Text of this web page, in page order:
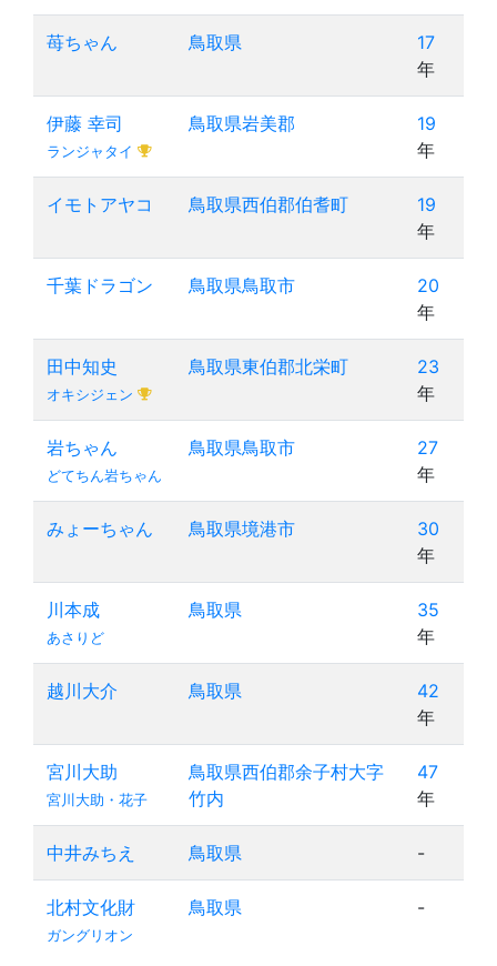
苺ちゃん 鳥取県
17
年
伊藤 幸司
ランジャタイ
鳥取県岩美郡
19
年
イモトアヤコ 鳥取県西伯郡伯耆町
19
年
千葉ドラゴン 鳥取県鳥取市
20
年
田中知史
オキシジェン
鳥取県東伯郡北栄町
23
年
岩ちゃん
どてちん岩ちゃん
鳥取県鳥取市
27
年
みょーちゃん 鳥取県境港市
30
年
川本成
あさりど
鳥取県
35
年
越川大介 鳥取県
42
年
宮川大助
宮川大助・花子
鳥取県西伯郡余子村大字
竹内
47
年
中井みちえ 鳥取県 -
北村文化財
ガングリオン
鳥取県 -